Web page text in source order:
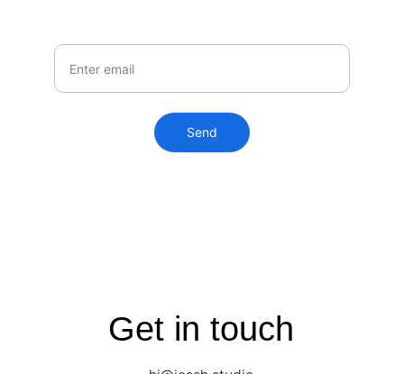
Send
Get in touch